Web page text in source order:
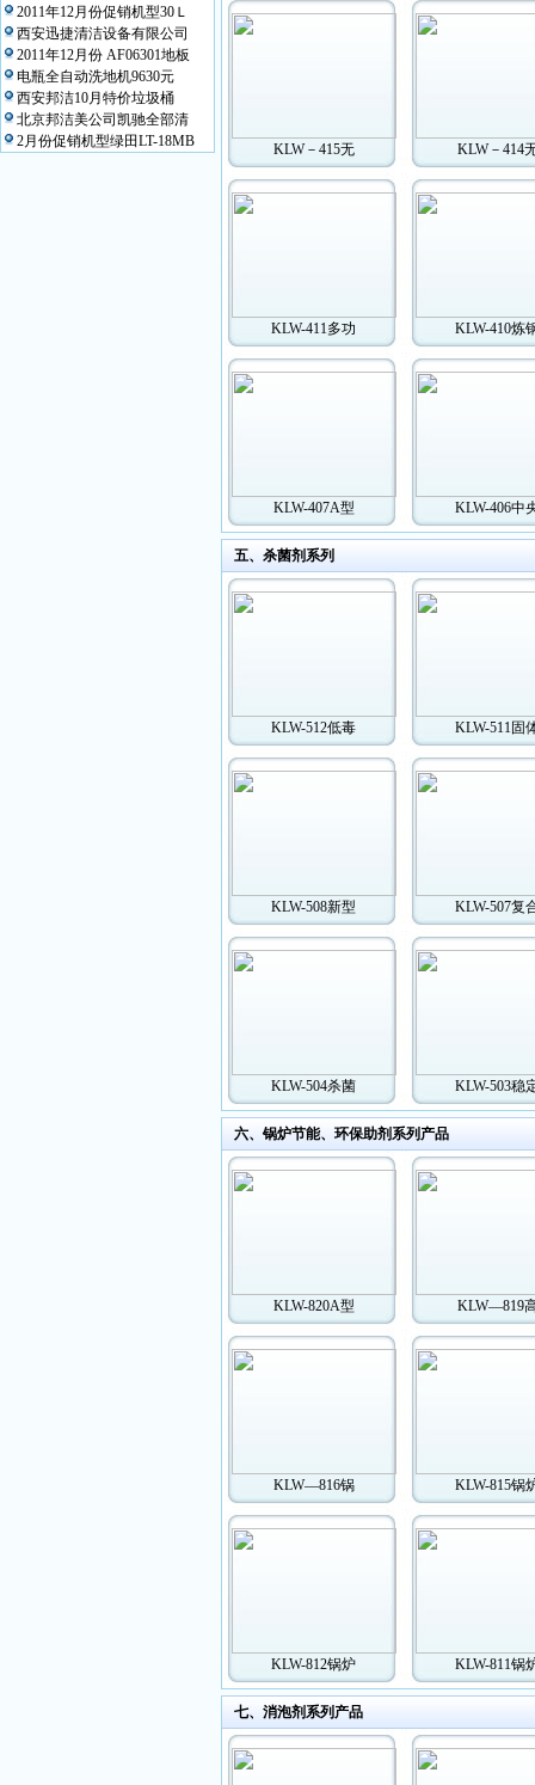
2011年12月份促销机型30Ｌ
西安迅捷清洁设备有限公司
2011年12月份 AF06301地板
电瓶全自动洗地机9630元
西安邦洁10月特价垃圾桶
北京邦洁美公司凯驰全部清
2月份促销机型绿田LT-18MB
KLW－415无 KLW－414
KLW-411多功 KLW-410炼
KLW-407A型 KLW-406中
五、杀菌剂系列
KLW-512低毒 KLW-511固
KLW-508新型 KLW-507复
KLW-504杀菌 KLW-503稳
六、锅炉节能、环保助剂系列产品
KLW-820A型 KLW—819
KLW—816锅 KLW-815锅
KLW-812锅炉 KLW-811锅
七、消泡剂系列产品